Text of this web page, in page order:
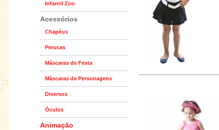
Infantil Zoo
Acessórios
Chapéus
Perucas
Máscaras de Festa
Máscaras de Personagens
Diversos
Óculos
Animação